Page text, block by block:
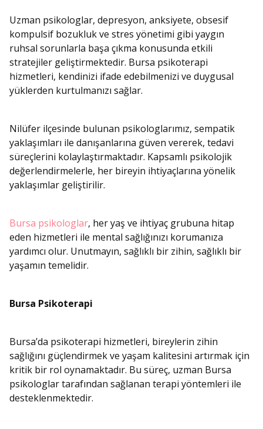
Uzman psikologlar, depresyon, anksiyete, obsesif
kompulsif bozukluk ve stres yönetimi gibi yaygın
ruhsal sorunlarla başa çıkma konusunda etkili
stratejiler geliştirmektedir. Bursa psikoterapi
hizmetleri, kendinizi ifade edebilmenizi ve duygusal
yüklerden kurtulmanızı sağlar.
Nilüfer ilçesinde bulunan psikologlarımız, sempatik
yaklaşımları ile danışanlarına güven vererek, tedavi
süreçlerini kolaylaştırmaktadır. Kapsamlı psikolojik
değerlendirmelerle, her bireyin ihtiyaçlarına yönelik
yaklaşımlar geliştirilir.
Bursa psikologlar, her yaş ve ihtiyaç grubuna hitap
eden hizmetleri ile mental sağlığınızı korumanıza
yardımcı olur. Unutmayın, sağlıklı bir zihin, sağlıklı bir
yaşamın temelidir.
Bursa Psikoterapi
Bursa’da psikoterapi hizmetleri, bireylerin zihin
sağlığını güçlendirmek ve yaşam kalitesini artırmak için
kritik bir rol oynamaktadır. Bu süreç, uzman Bursa
psikologlar tarafından sağlanan terapi yöntemleri ile
desteklenmektedir.